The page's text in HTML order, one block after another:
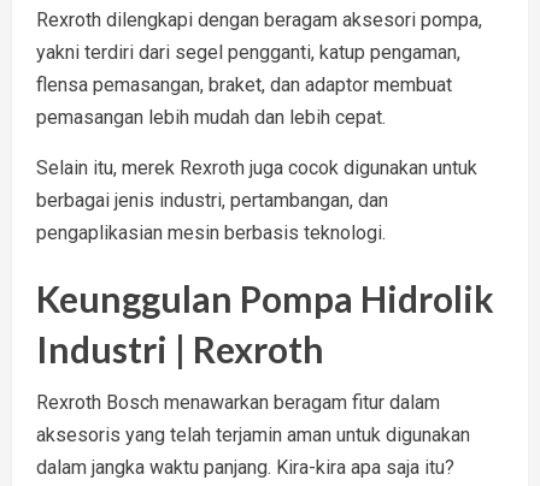
Rexroth dilengkapi dengan beragam aksesori pompa,
yakni terdiri dari segel pengganti, katup pengaman,
flensa pemasangan, braket, dan adaptor membuat
pemasangan lebih mudah dan lebih cepat.
Selain itu, merek Rexroth juga cocok digunakan untuk
berbagai jenis industri, pertambangan, dan
pengaplikasian mesin berbasis teknologi.
Keunggulan Pompa Hidrolik
Industri | Rexroth
Rexroth Bosch menawarkan beragam fitur dalam
aksesoris yang telah terjamin aman untuk digunakan
dalam jangka waktu panjang. Kira-kira apa saja itu?